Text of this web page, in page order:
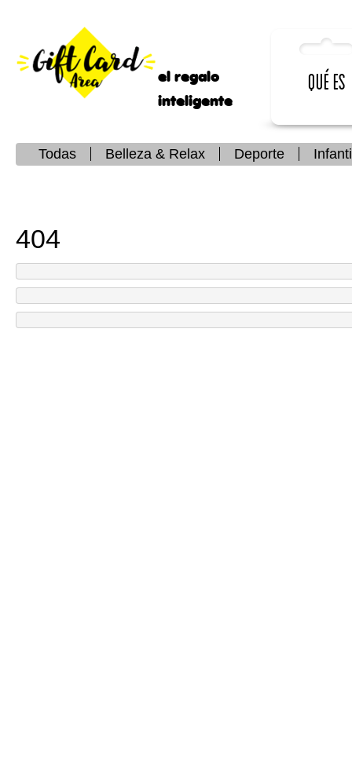
el regalo
inteligente
Qué es
Todas Belleza & Relax Deporte
404